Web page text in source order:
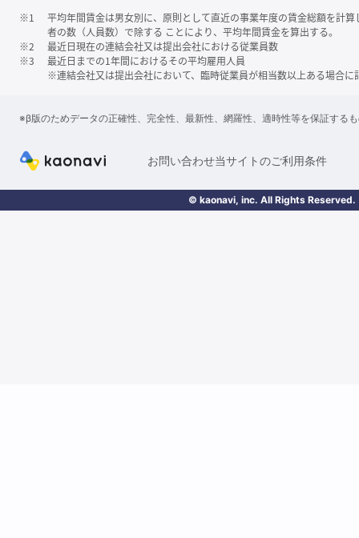
※1
平均年間賃金は男女別に、原則として直近の事業年度の賃金総額を計
者の数（人員数）で除する ことにより、平均年間賃金を算出する。
※2
最近日現在の連結会社又は提出会社における従業員数
※3
最近日までの1年間におけるその平均雇用人員
※連結会社又は提出会社において、臨時従業員が相当数以上ある場合に
※β版のためデータの正確性、完全性、最新性、網羅性、適時性等を保証する
お問い合わせ当サイトのご利用条件
© kaonavi, inc. All Rights Reserved.